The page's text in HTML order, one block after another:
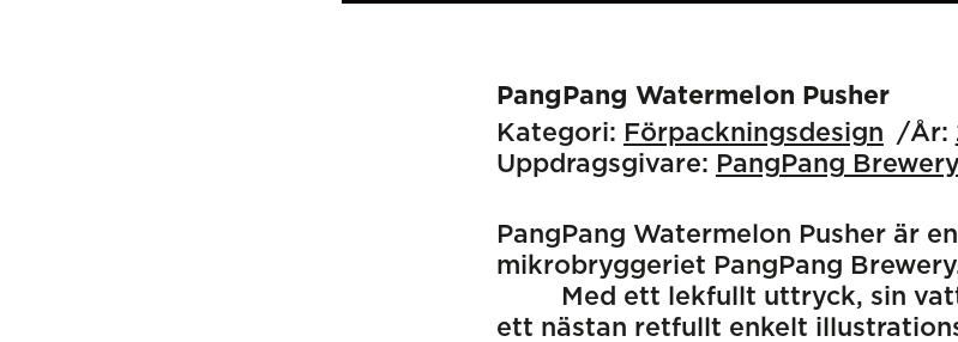
PangPang Watermelon Pusher
Kategori: Förpackningsdesign År:
Uppdragsgivare: PangPang Brewery
PangPang Watermelon Pusher är
mikrobryggeriet PangPang
Med ett lekfullt uttryck, sin
ett nästan retfullt enkelt